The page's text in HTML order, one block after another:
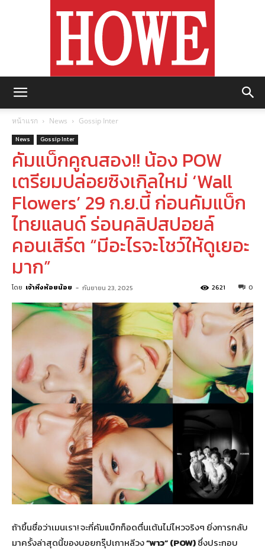
หน้าแรก News Gossip Inter
News Gossip Inter
คัมแบ็กคูณสอง!! น้อง POW
เตรียมปล่อยซิงเกิลใหม่ ‘Wall
Flowers’ 29 ก.ย.นี้ ก่อนคัมแบ็ก
ไทยแลนด์ ร่อนคลิปสปอยล์
คอนเสิร์ต “มีอะไรจะโชว์ให้ดูเยอะ
มาก”
โดย เจ้าหิ่งห้อยน้อย - กันยายน 23, 2025 0
2621
ถ้าขึ้นชื่อว่าเมนเรา! จะกี่คัมแบ็กก็อดตื่นเต้นไม่ไหวจริงๆ ยิ่งการกลับ
มาครั้งล่าสุดนี้ของบอยกรุ๊ปเกาหลีวง“พาว” (POW)ซึ่งประกอบ